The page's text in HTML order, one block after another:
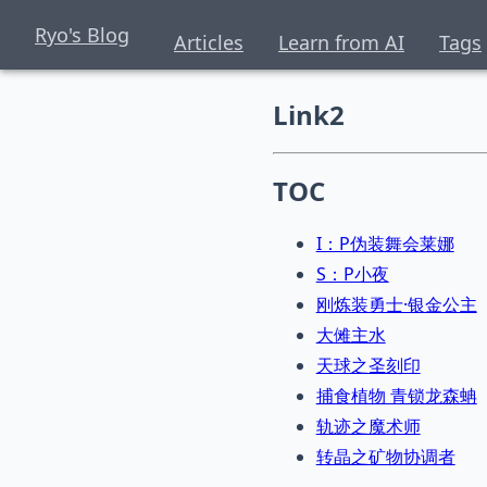
Ryo's Blog Articles Learn from AI Tags
Link2
TOC
I：P伪装舞会莱娜
S：P小夜
刚炼装勇士·银金公主
大傩主水
天球之圣刻印
捕食植物 青锁龙森蚺
轨迹之魔术师
转晶之矿物协调者